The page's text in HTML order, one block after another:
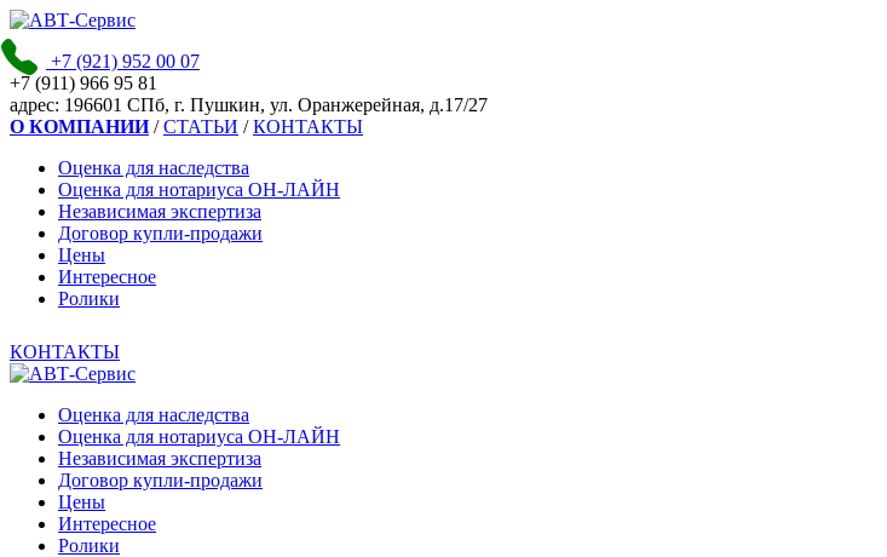
+7 (921) 952 00 07
+7 (911) 966 95 81
адpec: 196601 СПб, г. Пушкин, ул. Оранжерейная, д.17/27
О КОМПАНИИ/СТАТЬИ /КОНТАКТЫ
Оценка для наследства
Оценка для нотариуса ОН-ЛАЙН
Независимая экспертиза
Договор купли-продажи
Цены
Интересное
Ролики
КОНТАКТЫ
Оценка для наследства
Оценка для нотариуса ОН-ЛАЙН
Независимая экспертиза
Договор купли-продажи
Цены
Интересное
Ролики